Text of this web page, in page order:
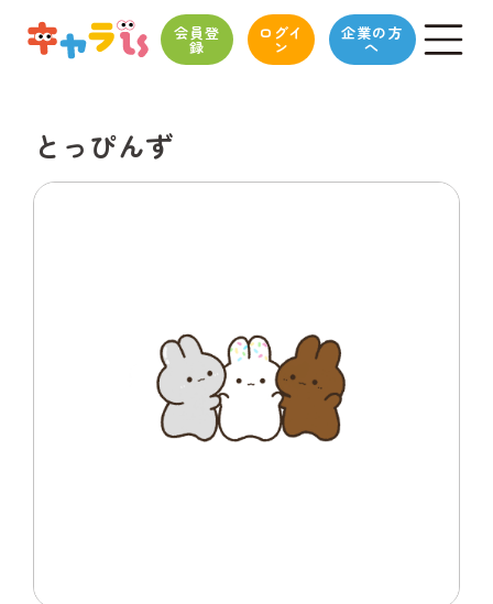
会員登
録
ログイ
ン
企業の方
へ
とっぴんず